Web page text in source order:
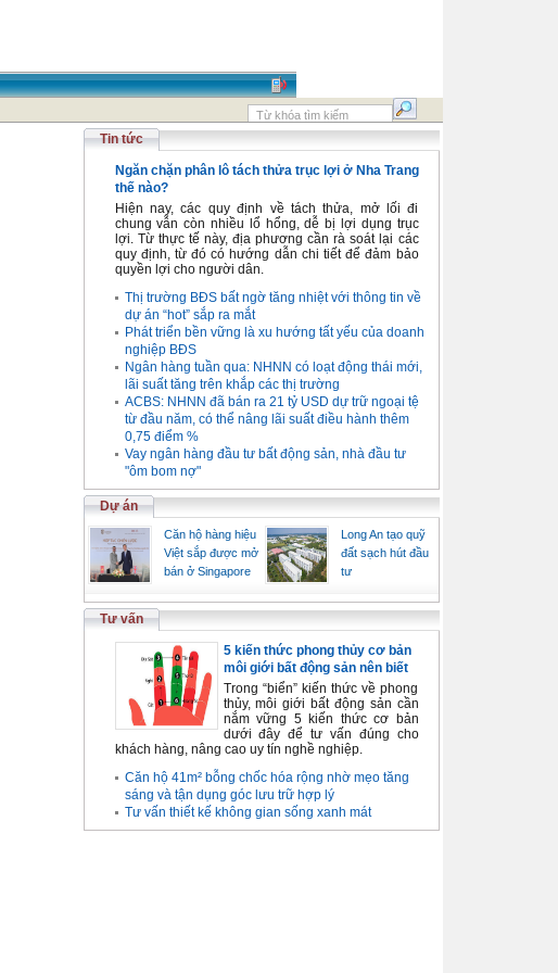
Tin tức
Ngăn chặn phân lô tách thửa trục lợi ở Nha Trang
thế nào?
Hiện nay, các quy định về tách thửa, mở lối đi
chung vẫn còn nhiều lổ hổng, dễ bị lợi dụng trục
lợi. Từ thực tế này, địa phương cần rà soát lại các
quy định, từ đó có hướng dẫn chi tiết để đảm bảo
quyền lợi cho người dân.
Thị trường BĐS bất ngờ tăng nhiệt với thông tin về
dự án “hot” sắp ra mắt
Phát triển bền vững là xu hướng tất yếu của doanh
nghiệp BĐS
Ngân hàng tuần qua: NHNN có loạt động thái mới,
lãi suất tăng trên khắp các thị trường
ACBS: NHNN đã bán ra 21 tỷ USD dự trữ ngoại tệ
từ đầu năm, có thể nâng lãi suất điều hành thêm
0,75 điểm %
Vay ngân hàng đầu tư bất động sản, nhà đầu tư
"ôm bom nợ"
Dự án
Căn hộ hàng hiệu
Việt sắp được mở
bán ở Singapore
Long An tạo quỹ
đất sạch hút đầu
tư
Tư vấn
5 kiến thức phong thủy cơ bản
môi giới bất động sản nên biết
Trong “biển” kiến thức về phong
thủy, môi giới bất động sản cần
nắm vững 5 kiến thức cơ bản
dưới đây để tư vấn đúng cho
khách hàng, nâng cao uy tín nghề nghiệp.
Căn hộ 41m² bỗng chốc hóa rộng nhờ mẹo tăng
sáng và tận dụng góc lưu trữ hợp lý
Tư vấn thiết kế không gian sống xanh mát